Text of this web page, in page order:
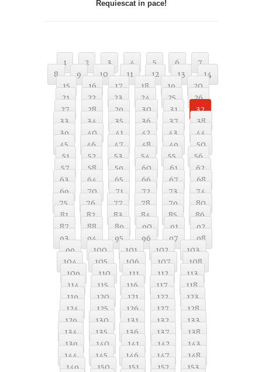
Requiescat in pace!
1 2 3 4 5 6
7
8
9 10 11 12 13
14
15
16 17 18 19
20
21
22 23 24 25
26
27
28 29 30 31
32
33
34 35 36 37
38
39
40 41 42 43
44
45
46 47 48 49
50
51
52 53 54 55
56
57
58 59 60 61
62
63
64 65 66 67
68
69
70 71 72 73
74
75
76 77 78 79
80
81
82 83 84 85
86
87
88 89 90 91
92
93
94 95 96 97
98
99
100 101 102
103
104
105 106 107
108
109
110 111 112
113
114
115 116 117
118
119
120 121 122
123
124
125 126 127
128
129
130 131 132
133
134
135 136 137
138
139
140 141 142
143
144
145 146 147
148
149
150 151 152
153